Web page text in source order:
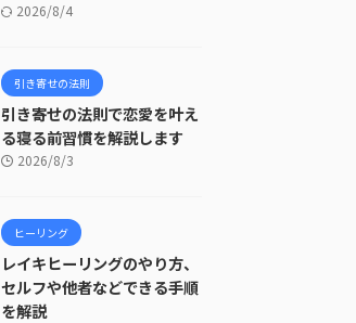
2026/8/4
引き寄せの法則
引き寄せの法則で恋愛を叶え
る寝る前習慣を解説します
2026/8/3
ヒーリング
レイキヒーリングのやり方、
セルフや他者などできる手順
を解説